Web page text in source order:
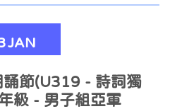
JAN
節(U319 - 詩詞獨
級 - 男子組亞軍